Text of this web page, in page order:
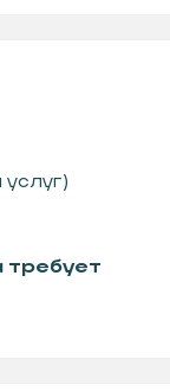
требует